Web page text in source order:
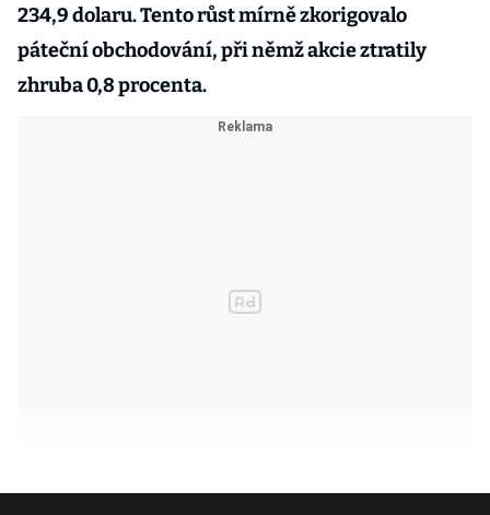
234,9 dolaru. Tento růst mírně zkorigovalo
páteční obchodování, při němž akcie ztratily
zhruba 0,8 procenta.